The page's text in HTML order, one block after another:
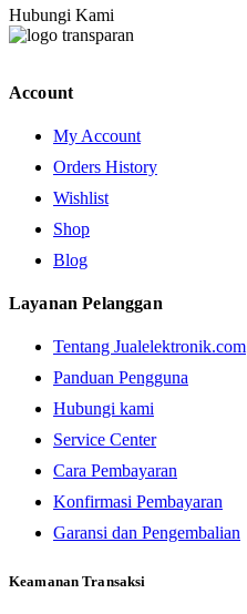
Hubungi Kami
Account
My Account
Orders History
Wishlist
Shop
Blog
Layanan Pelanggan
Tentang Jualelektronik.com
Panduan Pengguna
Hubungi kami
Service Center
Cara Pembayaran
Konfirmasi Pembayaran
Garansi dan Pengembalian
Keamanan Transaksi